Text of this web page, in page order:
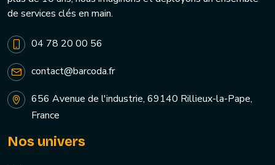
de services clés en main.
04 78 20 00 56
contact@barcoda.fr
656 Avenue de l'industrie, 69140 Rillieux-la-Pape,
France
Nos univers